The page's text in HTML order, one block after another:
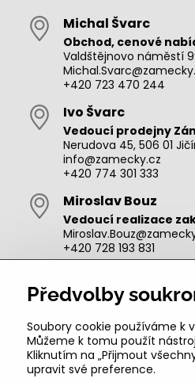
Michal Švarc
Obchod, cenové
Valdštějnovo náměstí
+420 723 470 244
Ivo Švarc
Vedoucí prodejny
Nerudova 45, 506 01
info@zamecky.cz
+420 774 301 333
Miroslav Bouz
Vedoucí realizace
+420 728 193 831
Výroba autoklíčů,
+420 602 656 684
Předvolby
Soubory cookie používáme k
Můžeme k tomu použít
Kliknutím na „Přijmout
upravit své preference.